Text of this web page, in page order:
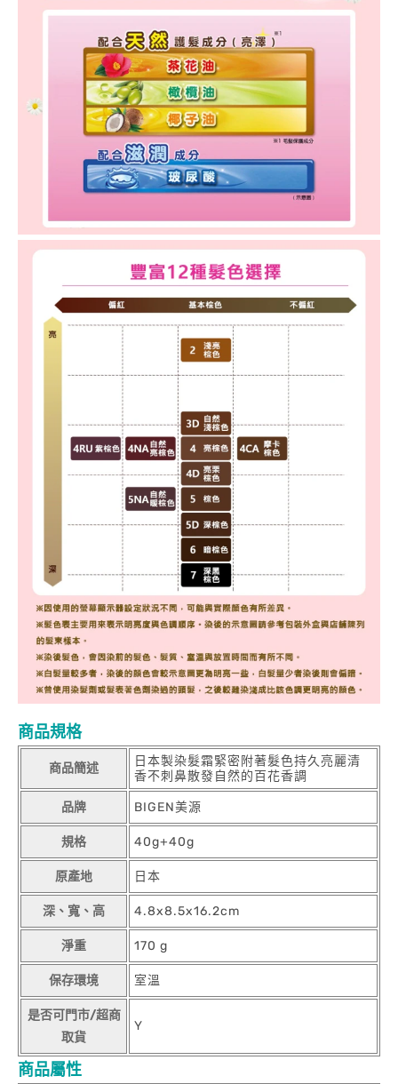
商品規格
商品簡述
日本製染髮霜緊密附著髮色持久亮麗清
香不刺鼻散發自然的百花香調
品牌 BIGEN美源
規格 40g+40g
原產地 日本
深、寬、高 4.8x8.5x16.2cm
淨重 170 g
保存環境 室溫
是否可門市/超商
取貨
Y
商品屬性